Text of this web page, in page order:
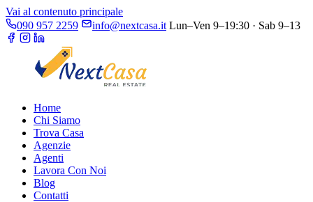
Vai al contenuto principale
090 957 2259
info@nextcasa.it Lun–Ven 9–19:30 · Sab 9–13
Home
Chi Siamo
Trova Casa
Agenzie
Agenti
Lavora Con Noi
Blog
Contatti